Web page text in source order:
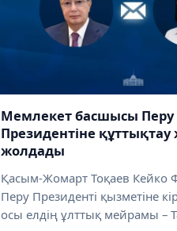
Мемлекет басшысы Перу
Президентіне
жолдады
Қасым-Жомарт Тоқаев Кейко
Перу Президенті қызметіне
осы елдің ұлттық мейрамы –